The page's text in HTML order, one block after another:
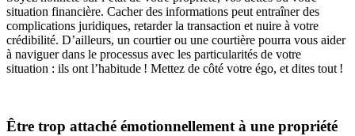
situation financière. Cacher des informations peut entraîner des
complications juridiques, retarder la transaction et nuire à votre
crédibilité. D’ailleurs, un courtier ou une courtière pourra vous aider
à naviguer dans le processus avec les particularités de votre
situation : ils ont l’habitude ! Mettez de côté votre égo, et dites tout !
Être trop attaché émotionnellement à une propriété